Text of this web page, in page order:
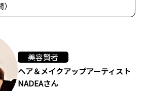
美容賢者
ヘア＆メイクアップアーティスト
NADEAさん